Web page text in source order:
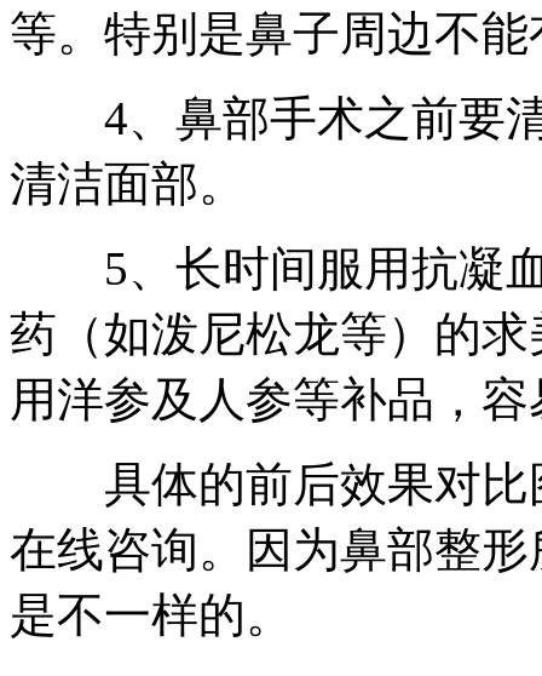
等。特别是鼻子周边不
4、鼻部手术之前要清
清洁面部。
5、长时间服用抗凝血
药（如泼尼松龙等）的
用洋参及人参等补品，
具体的前后效果对比
在线咨询。因为鼻部整
是不一样的。